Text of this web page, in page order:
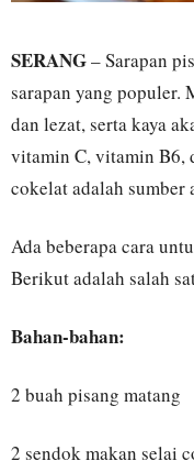
SERANG– Sarapan
sarapan yang populer.
dan lezat, serta kaya
vitamin C, vitamin B6,
cokelat adalah
Ada beberapa cara
Berikut adalah salah
Bahan-bahan:
2 buah pisang matang
2 sendok makan selai